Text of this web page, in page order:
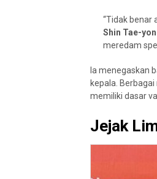
“Tidak benar
Shin Tae-
meredam
Ia menegaskan
kepala.
memiliki dasar
Jejak